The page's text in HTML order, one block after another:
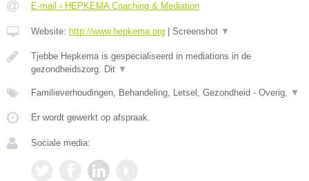
E-mail › HEPKEMA Coaching & Mediation
Website: http://www.hepkema.org Screenshot ▼
Tjebbe Hepkema is gespecialiseerd in mediations in de
gezondheidszorg. Dit ▼
Familieverhoudingen, Behandeling, Letsel, Gezondheid - Overig, ▼
Er wordt gewerkt op afspraak.
Sociale media: